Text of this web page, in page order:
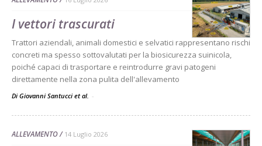
I vettori trascurati
Trattori aziendali, animali domestici e selvatici rappresentano rischi
concreti ma spesso sottovalutati per la biosicurezza suinicola,
poiché capaci di trasportare e reintrodurre gravi patogeni
direttamente nella zona pulita dell'allevamento
Di Giovanni Santucci et al. -
ALLEVAMENTO 14 Luglio 2026